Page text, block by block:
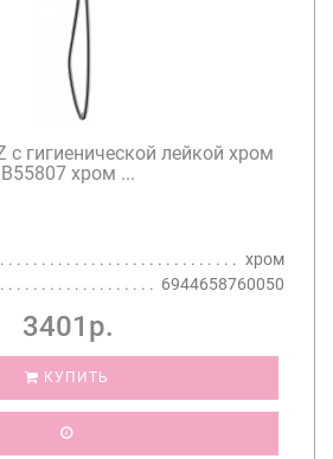
с гигиенической лейкой хром
B55807 хром ...
хром
6944658760050
3401р.
КУПИТЬ